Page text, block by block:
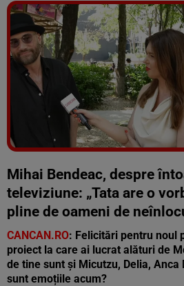
Mihai Bendeac, despre
televiziune: „Tata are o
pline de oameni de
CANCAN.RO: Felicitări pentru noul
proiect la care ai lucrat alături de
de tine sunt și Micutzu, Delia, Anca
sunt emoțiile acum?